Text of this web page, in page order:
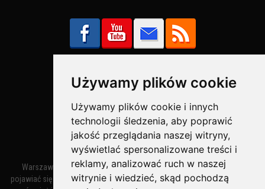
Używamy plików cookie
Używamy plików cookie i innych
technologii śledzenia, aby poprawić
jakość przeglądania naszej witryny,
wyświetlać spersonalizowane treści i
reklamy, analizować ruch w naszej
witrynie i wiedzieć, skąd pochodzą
Bezpieczne Płatności obsługuje:
Warszawa – miasto stołeczne Warszawa. Nazwa miasta zaczęła
pojawiać się w dokumentach w XIV wieku jako Warszewa, a od XV wieku